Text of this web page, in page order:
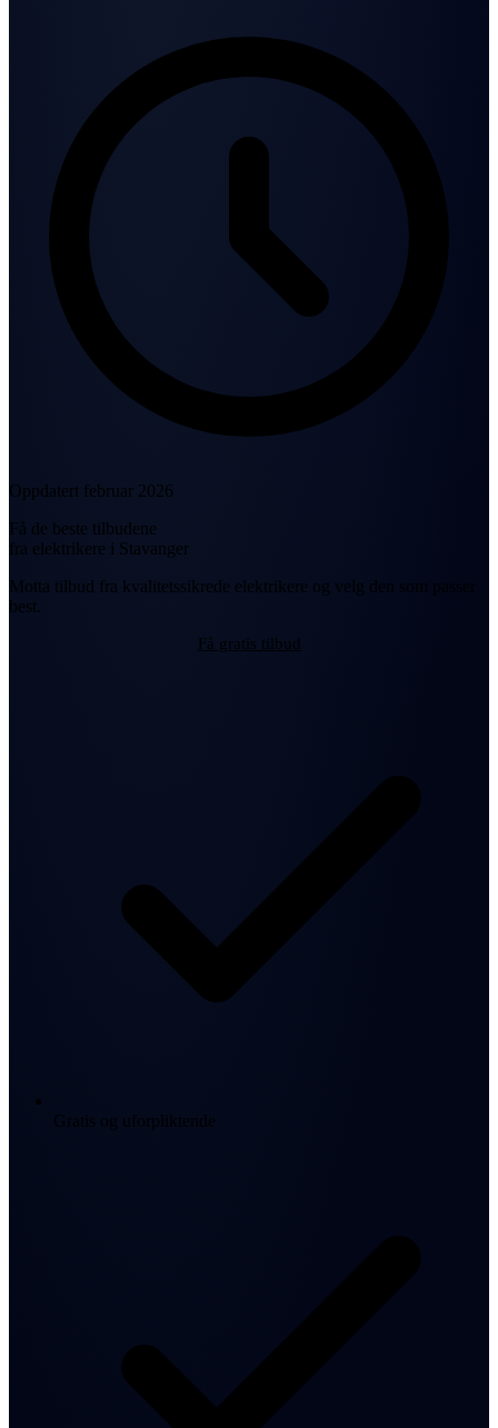
Oppdatert februar 2026
Få de beste tilbudene
fra elektrikere i Stavanger
Motta tilbud fra kvalitetssikrede elektrikere og velg den som passer
best.
Få gratis tilbud
Gratis og uforpliktende